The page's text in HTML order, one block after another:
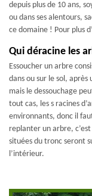
depuis plus de 10 ans,
ou dans ses alentours,
ce domaine ! Pour plus
Qui déracine les
Essoucher un arbre
dans ou sur le sol,
mais le dessouchage
tout cas, les s racines
environnants, donc il
replanter un arbre,
situées du tronc seront
l’intérieur.